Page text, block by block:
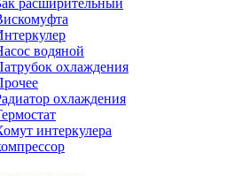
расширительный
водяной
охлаждения
охлаждения
интеркулера